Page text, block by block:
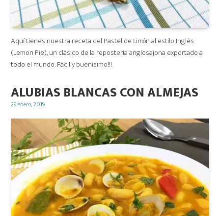
Aquí tienes nuestra receta del Pastel de Limón al estilo Inglés
(Lemon Pie), un clásico de la repostería anglosajona exportado a
todo el mundo. Fácil y buenísimo!!!
ALUBIAS BLANCAS CON ALMEJAS
Posted
29 enero, 2019